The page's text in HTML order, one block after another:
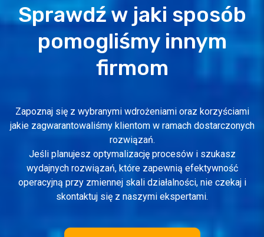
Sprawdź w jaki sposób
pomogliśmy innym
firmom
Zapoznaj się z wybranymi wdrożeniami oraz korzyściami
jakie zagwarantowaliśmy klientom w ramach dostarczonych
rozwiązań.
Jeśli planujesz optymalizację procesów i szukasz
wydajnych rozwiązań, które zapewnią efektywność
operacyjną przy zmiennej skali działalności, nie czekaj i
skontaktuj się z naszymi ekspertami.